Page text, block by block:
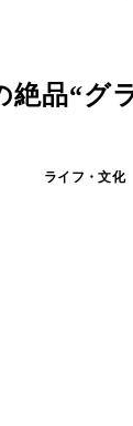
品“グ
ライフ・文化